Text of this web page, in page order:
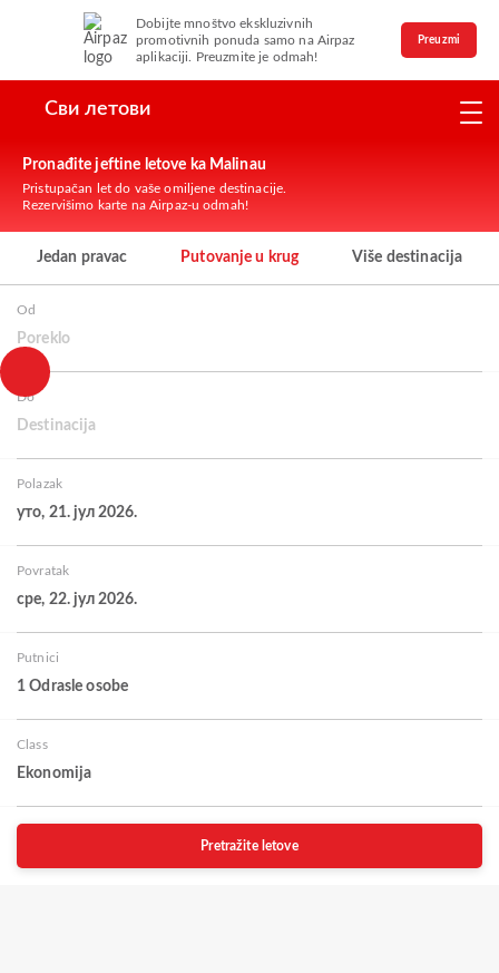
Dobijte mnoštvo ekskluzivnih
promotivnih ponuda samo na Airpaz
aplikaciji. Preuzmite je odmah!
Preuzmi
Сви летови
Pronađite jeftine letove ka Malinau
Pristupačan let do vaše omiljene destinacije.
Rezervišimo karte na Airpaz-u odmah!
Jedan pravac Putovanje u krug Više destinacija
Od
Poreklo
Do
Destinacija
Polazak
уто, 21. јул 2026.
Povratak
сре, 22. јул 2026.
Putnici
1 Odrasle osobe
Class
Ekonomija
Pretražite letove